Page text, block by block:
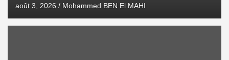
août 3, 2026 Mohammed BEN El MAHI